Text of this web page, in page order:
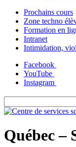
Prochains cours
Zone techno
Formation en
Intranet
Intimidation,
Facebook
YouTube
Instagram
Québec –